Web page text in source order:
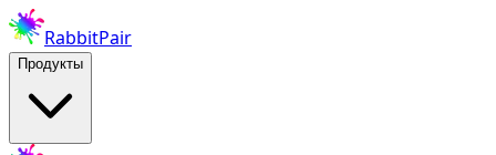
RabbitPair
Продукты